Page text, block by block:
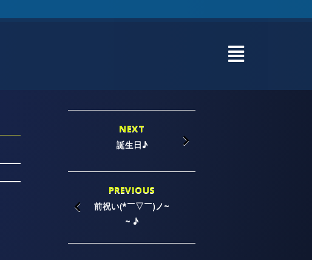
NEXT
誕生日♪
PREVIOUS
前祝い(*￣▽￣)ノ~
~ ♪